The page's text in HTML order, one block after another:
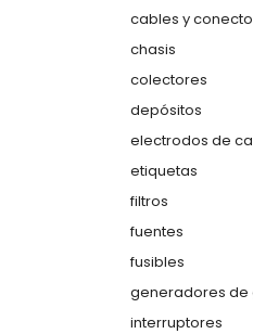
cables y
chasis
colectores
depósitos
electrodos de
etiquetas
filtros
fuentes
fusibles
generadores de
interruptores